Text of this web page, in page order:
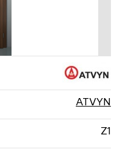
ATVYN
Z1